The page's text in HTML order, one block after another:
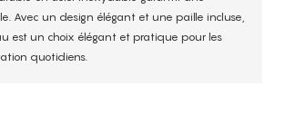
Avec un design élégant et une paille incluse,
est un choix élégant et pratique pour les
quotidiens.